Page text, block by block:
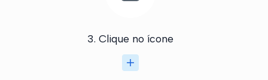
3. Clique no ícone